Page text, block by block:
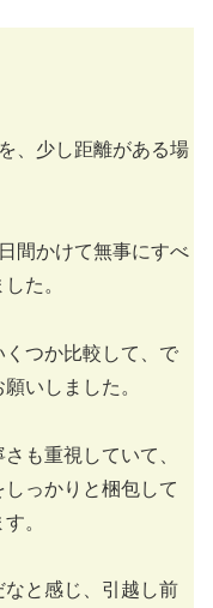
、少し距離がある場
間かけて無事にすべ
た。
つか比較して、で
いしました。
も重視していて、
っかりと梱包して
。
と感じ、引越し前